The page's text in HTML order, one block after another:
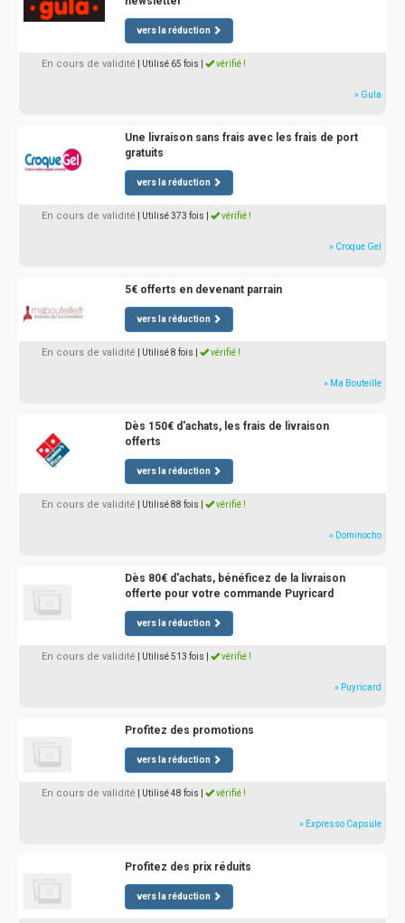
vers la réduction
En cours de validité | Utilisé 65 fois vérifié !
» Gula
Une livraison sans frais avec les frais de port
gratuits
vers la réduction
En cours de validité | Utilisé 373 fois vérifié !
» Croque Gel
5€ offerts en devenant parrain
vers la réduction
En cours de validité | Utilisé 8 fois vérifié !
» Ma Bouteille
Dès 150€ d'achats, les frais de livraison
offerts
vers la réduction
En cours de validité | Utilisé 88 fois vérifié !
» Dominocho
Dès 80€ d'achats, bénéficez de la livraison
offerte pour votre commande Puyricard
vers la réduction
En cours de validité | Utilisé 513 fois vérifié !
» Puyricard
Profitez des promotions
vers la réduction
En cours de validité | Utilisé 48 fois vérifié !
» Expresso Capsule
Profitez des prix réduits
vers la réduction